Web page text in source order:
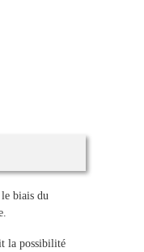
biais du
la possibilité